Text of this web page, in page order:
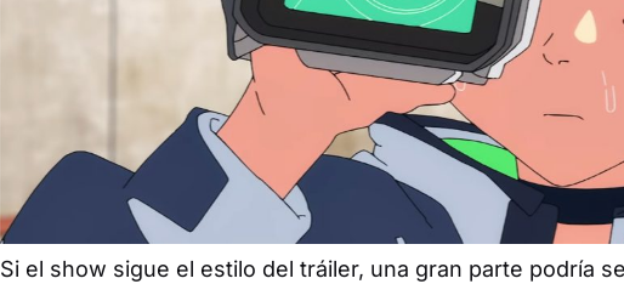
Si el show sigue el estilo del tráiler, una gran parte podría